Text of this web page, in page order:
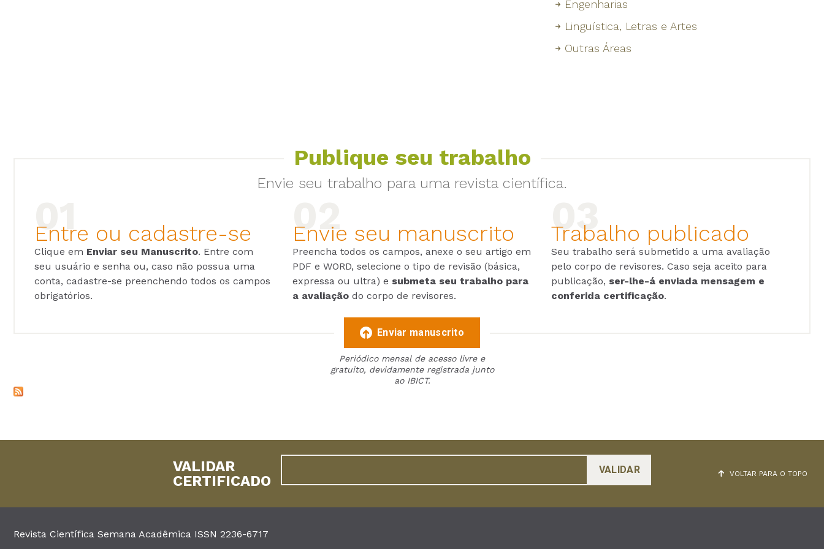
Engenharias
Linguística, Letras e Artes
Outras Áreas
Publique seu trabalho
Envie seu trabalho para uma revista científica.
Entre ou cadastre-se
Clique em Enviar seu Manuscrito. Entre com
seu usuário e senha ou, caso não possua uma
conta, cadastre-se preenchendo todos os campos
obrigatórios.
Envie seu manuscrito
Preencha todos os campos, anexe o seu artigo em
PDF e WORD, selecione o tipo de revisão (básica,
expressa ou ultra) e submeta seu trabalho para
a avaliação do corpo de revisores.
Trabalho publicado
Seu trabalho será submetido a uma avaliação
pelo corpo de revisores. Caso seja aceito para
publicação, ser-lhe-á enviada mensagem e
conferida certificação.
Enviar manuscrito
Periódico mensal de acesso livre e
gratuito, devidamente registrada junto
ao IBICT.
VOLTAR PARA O TOPO
VALIDAR
CERTIFICADO
Revista Científica Semana Acadêmica ISSN 2236-6717